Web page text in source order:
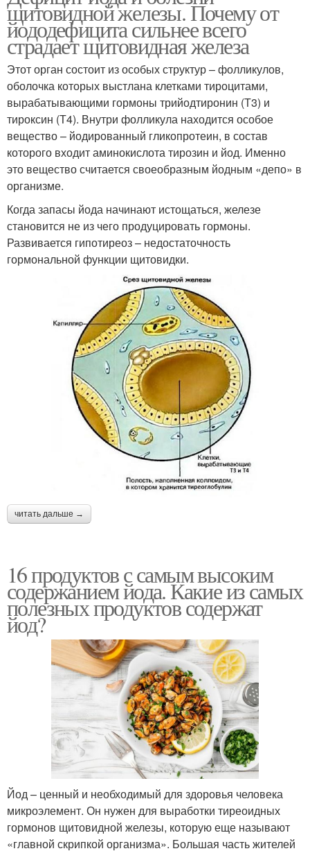
щитовидной железы. Почему от
йододефицита сильнее всего
страдает щитовидная железа
Этот орган состоит из особых структур – фолликулов,
оболочка которых выстлана клетками тироцитами,
вырабатывающими гормоны трийодтиронин (Т3) и
тироксин (Т4). Внутри фолликула находится особое
вещество – йодированный гликопротеин, в состав
которого входит аминокислота тирозин и йод. Именно
это вещество считается своеобразным йодным «депо» в
организме.
Когда запасы йода начинают истощаться, железе
становится не из чего продуцировать гормоны.
Развивается гипотиреоз – недостаточность
гормональной функции щитовидки.
читать дальше →
16 продуктов с самым высоким
содержанием йода. Какие из самых
полезных продуктов содержат
йод?
Йод – ценный и необходимый для здоровья человека
микроэлемент. Он нужен для выработки тиреоидных
гормонов щитовидной железы, которую еще называют
«главной скрипкой организма». Большая часть жителей